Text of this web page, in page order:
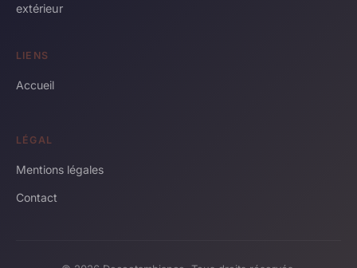
extérieur
LIENS
Accueil
LÉGAL
Mentions légales
Contact